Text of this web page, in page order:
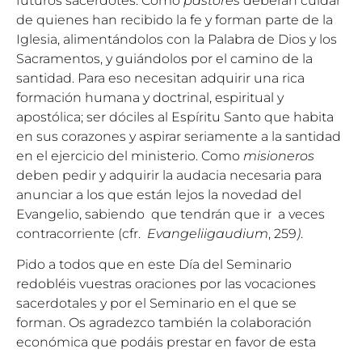
de quienes han recibido la fe y forman parte de la
Iglesia, alimentándolos con la Palabra de Dios y los
Sacramentos, y guiándolos por el camino de la
santidad. Para eso necesitan adquirir una rica
formación humana y doctrinal, espiritual y
apostólica; ser dóciles al Espíritu Santo que habita
en sus corazones y aspirar seriamente a la santidad
en el ejercicio del ministerio. Como misioneros
deben pedir y adquirir la audacia necesaria para
anunciar a los que están lejos la novedad del
Evangelio, sabiendo que tendrán que ir a veces
contracorriente (cfr. Evangeliigaudium, 259).
Pido a todos que en este Día del Seminario
redobléis vuestras oraciones por las vocaciones
sacerdotales y por el Seminario en el que se
forman. Os agradezco también la colaboración
económica que podáis prestar en favor de esta